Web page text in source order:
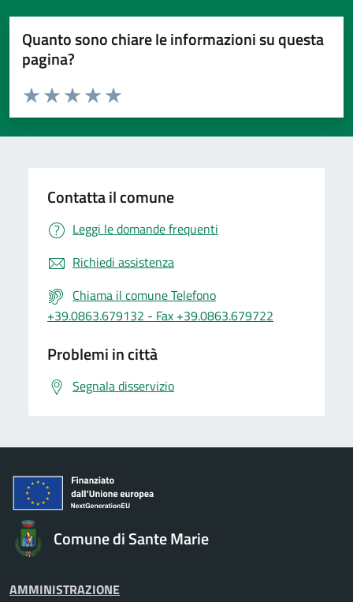
Quanto sono chiare le informazioni su questa
pagina?
Valuta da 1 a 5 stelle la pagina
Valuta 5 stelle su 5
Valuta 4 stelle su 5
Valuta 3 stelle su 5
Valuta 2 stelle su 5
Valuta 1 stelle su 5
Contatta il comune
Leggi le domande frequenti
Richiedi assistenza
Chiama il comune Telefono
+39.0863.679132 - Fax +39.0863.679722
Problemi in città
Segnala disservizio
Comune di Sante Marie
AMMINISTRAZIONE